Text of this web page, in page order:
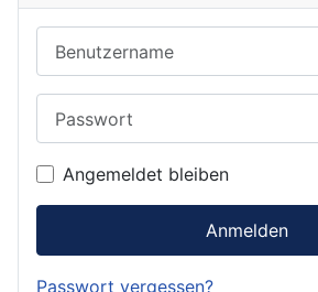
Angemeldet bleiben
Anmelden
Passwort vergessen?